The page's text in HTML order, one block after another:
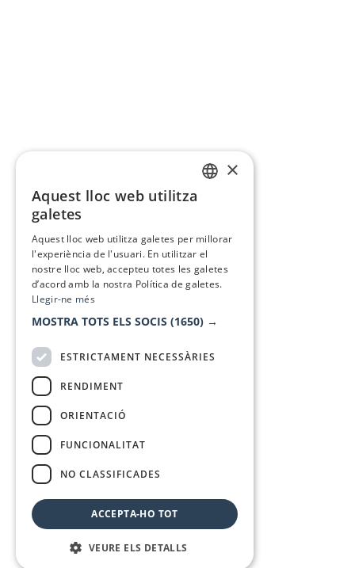
×
Aquest lloc web utilitza
galetes
Aquest lloc web utilitza galetes per millorar
l'experiència de l'usuari. En utilitzar el
nostre lloc web, accepteu totes les galetes
d’acord amb la nostra Política de galetes.
Llegir-ne més
MOSTRA TOTS ELS SOCIS (1650) →
ESTRICTAMENT NECESSÀRIES
RENDIMENT
ORIENTACIÓ
FUNCIONALITAT
NO CLASSIFICADES
ACCEPTA-HO TOT
VEURE ELS DETALLS